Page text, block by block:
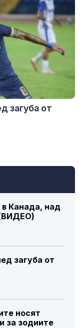
Канада, над
загуба от
носят
за зодиите
загуба от